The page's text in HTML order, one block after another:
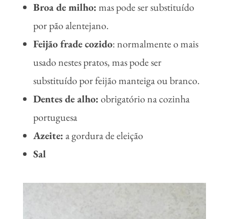
Broa de milho:mas pode ser substituído
por pão alentejano.
Feijão frade cozido: normalmente o mais
usado nestes pratos, mas pode ser
substituído por feijão manteiga ou branco.
Dentes de alho:obrigatório na cozinha
portuguesa
Azeite:a gordura de eleição
Sal